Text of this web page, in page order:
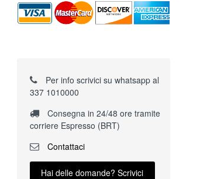
Per info scrivici su whatsapp al
337 1010000
Consegna in 24/48 ore tramite
corriere Espresso (BRT)
Contattaci
Hai delle domande? Scrivici